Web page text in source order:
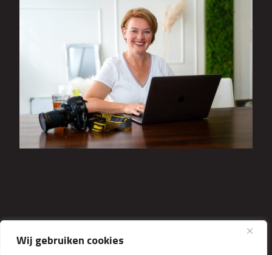
Wij gebruiken cookies
Niets op deze website mag zonder toestemming
worden gekopieerd. Alle foto’s op deze site zijn